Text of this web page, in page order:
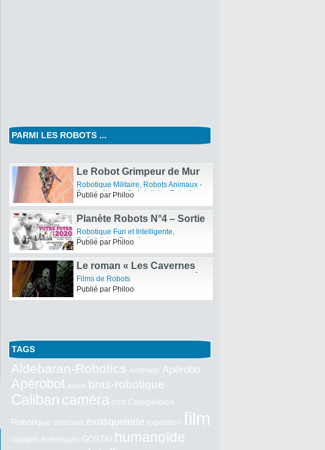
PARMI LES ROBOTS ...
survivre à une révolte de
Robots ?
Robotique Fun et Intelligente,
Publié par Philoo
de SRI
Robotique Militaire,Robots Animaux -
Publié par Philoo
du Magazine
Robotique Fun et Intelligente,
Publié par Philoo
TAGS
Aldebaran-Robotics Androïde Apérobo
Apérobot Asimo bras-robotique
Caliban caméra CES Compétition
Robotique concours exosquelette exposition film
Gadgets Robotiques GOSTAI humanoïde